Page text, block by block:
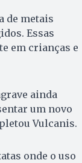
de metais
Essas
em crianças e
ainda
um novo
Vulcanis.
onde o uso